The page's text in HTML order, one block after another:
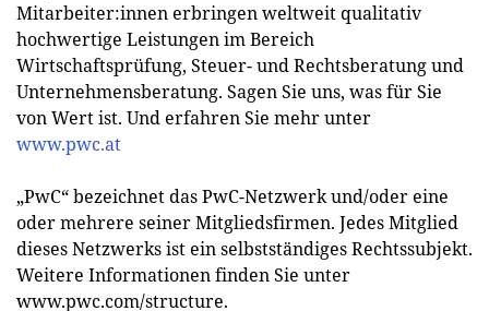
Mitarbeiter:innen erbringen weltweit qualitativ
hochwertige Leistungen im Bereich
Wirtschaftsprüfung, Steuer- und Rechtsberatung und
Unternehmensberatung. Sagen Sie uns, was für Sie
von Wert ist. Und erfahren Sie mehr unter
www.pwc.at
„PwC“ bezeichnet das PwC-Netzwerk und/oder eine
oder mehrere seiner Mitgliedsfirmen. Jedes Mitglied
dieses Netzwerks ist ein selbstständiges Rechtssubjekt.
Weitere Informationen finden Sie unter
www.pwc.com/structure.